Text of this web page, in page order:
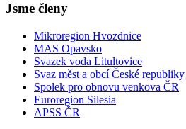
Jsme členy
Mikroregion Hvozdnice
MAS Opavsko
Svazek voda Litultovice
Svaz měst a obcí České republiky
Spolek pro obnovu venkova ČR
Euroregion Silesia
APSS ČR